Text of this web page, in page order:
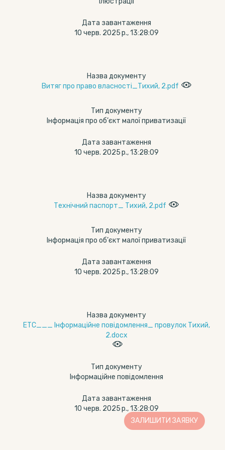
ЗАЛИШИТИ ЗАЯВКУ
Дата завантаження
10 черв. 2025 р., 13:28:09
Назва документу
Витяг про право власності_Тихий, 2.pdf
Тип документу
Інформація про об’єкт малої приватизації
Дата завантаження
10 черв. 2025 р., 13:28:09
Назва документу
Технічний паспорт_ Тихий, 2.pdf
Тип документу
Інформація про об’єкт малої приватизації
Дата завантаження
10 черв. 2025 р., 13:28:09
Назва документу
ЕТС___ Інформаційне повідомлення_ провулок Тихий,
2.docx
Тип документу
Інформаційне повідомлення
Дата завантаження
10 черв. 2025 р., 13:28:09